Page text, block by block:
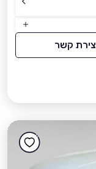
קשר